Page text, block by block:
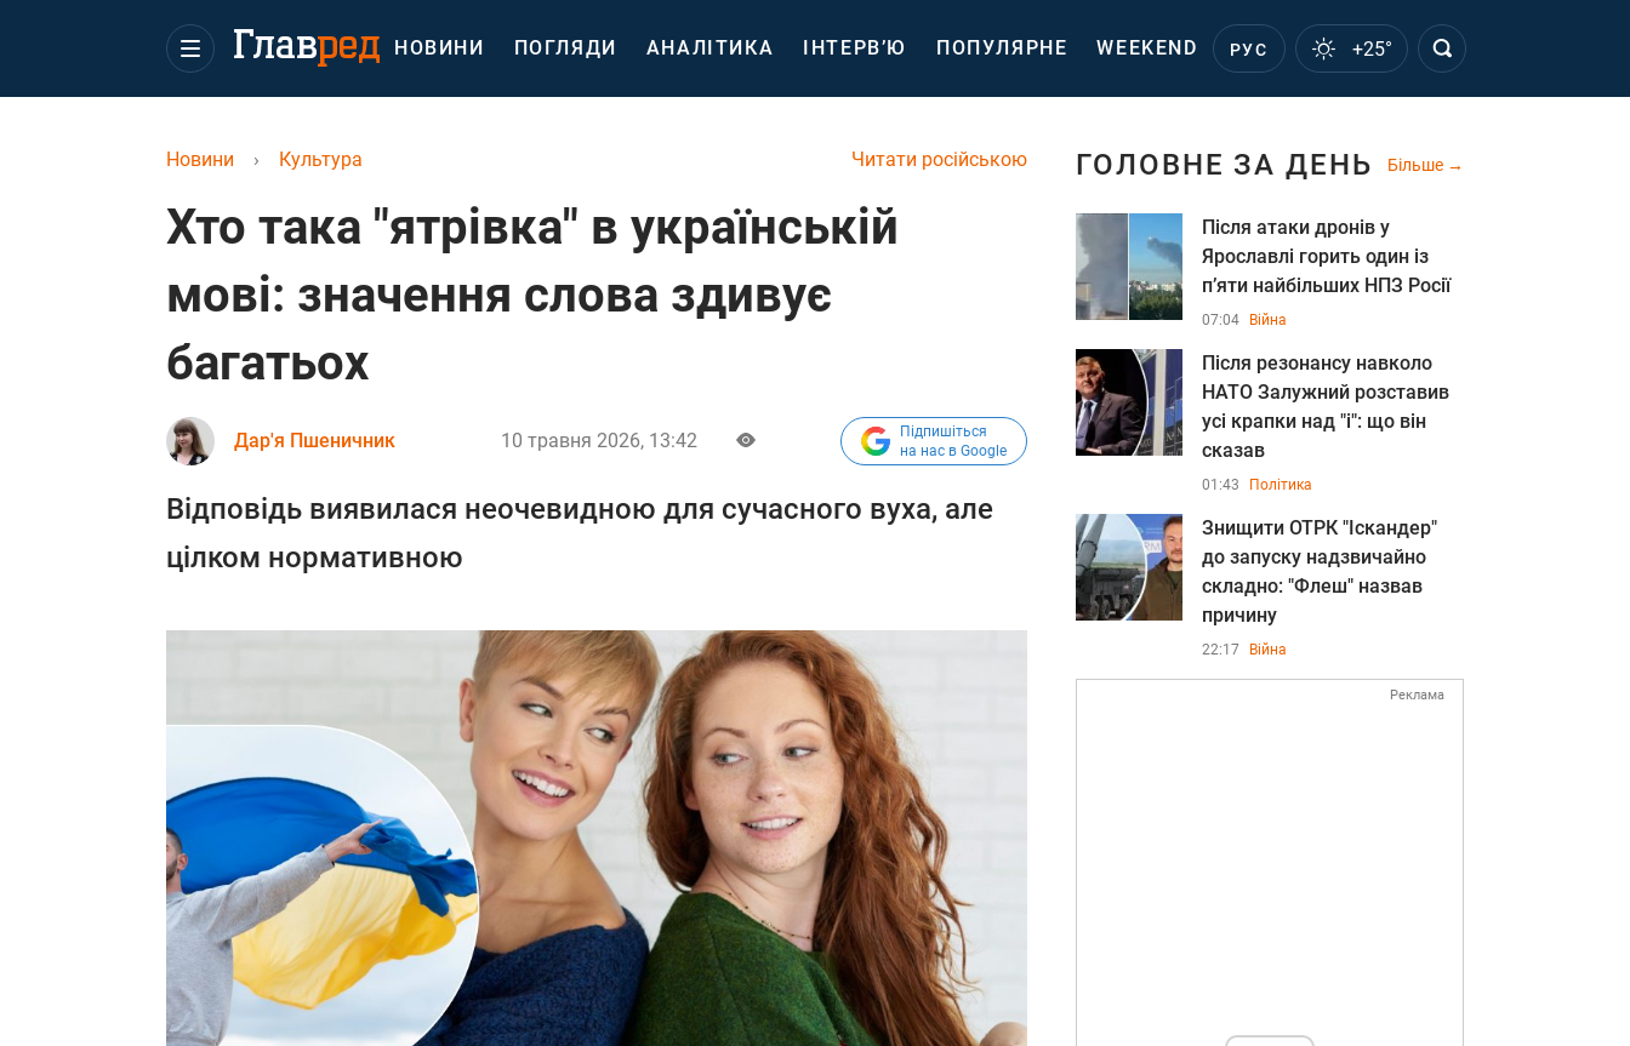
НОВИНИ ПОГЛЯДИ АНАЛІТИКА ІНТЕРВ’Ю ПОПУЛЯРНЕ WEEKEND РУС +25°
Читати російською
Новини › Культура
Хто така "ятрівка" в українській
мові: значення слова здивує
багатьох
Дар'я Пшеничник 10 травня 2026, 13:42
Підпишіться
на нас в Google
Відповідь виявилася неочевидною для сучасного вуха, але
цілком нормативною
ГОЛОВНЕ ЗА ДЕНЬ Більше
Після атаки дронів у
Ярославлі горить один із
п’яти найбільших НПЗ Росії
07:04 Війна
Після резонансу навколо
НАТО Залужний розставив
усі крапки над "і": що він
сказав
01:43 Політика
Знищити ОТРК "Іскандер"
до запуску надзвичайно
складно: "Флеш" назвав
причину
22:17 Війна
Реклама